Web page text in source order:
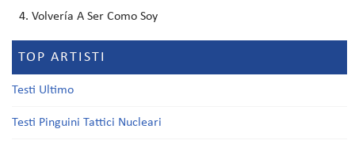
Volvería A Ser Como Soy
TOP ARTISTI
Testi Ultimo
Testi Pinguini Tattici Nucleari